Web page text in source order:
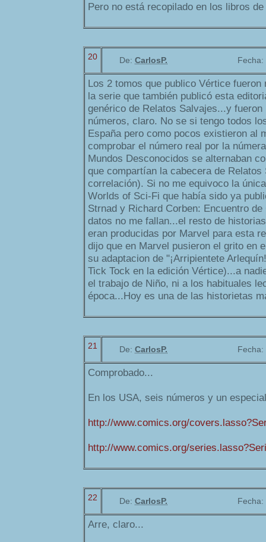
Pero no está recopilado en los libros
20 De: CarlosP. Fecha:
Los 2 tomos que publico Vértice fueron
la serie que también publicó esta
genérico de Relatos Salvajes...y
números, claro. No se si tengo todos
España pero como pocos existieron al
comprobar el número real por la
Mundos Desconocidos se alternaban
que compartían la cabecera de
correlación). Si no me equivoco la
Worlds of Sci-Fi que había sido ya
Strnad y Richard Corben: Encuentro
datos no me fallan...el resto de
eran producidas por Marvel para esta
dijo que en Marvel pusieron el grito en
su adaptacion de "¡Arripientete
Tick Tock en la edición Vértice)...a
el trabajo de Niño, ni a los habituales
época...Hoy es una de las historietas
21 De: CarlosP. Fecha:
Comprobado...
En los USA, seis números y un
http://www.comics.org/
http://www.comics.org/
22 De: CarlosP. Fecha:
Arre, claro...